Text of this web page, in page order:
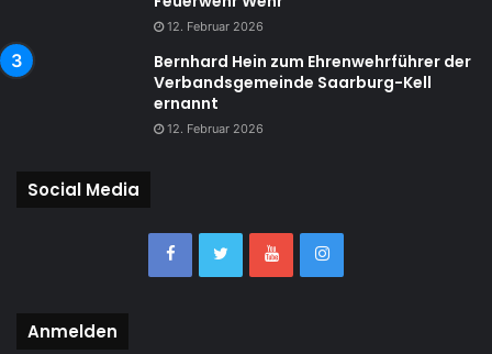
12. Februar 2026
Bernhard Hein zum Ehrenwehrführer der
Verbandsgemeinde Saarburg-Kell
ernannt
12. Februar 2026
Social Media
Anmelden